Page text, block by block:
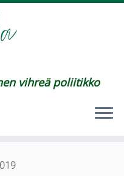
vihreä poliitikko